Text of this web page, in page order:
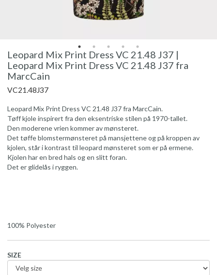
Leopard Mix Print Dress VC 21.48 J37 |
Leopard Mix Print Dress VC 21.48 J37 fra
MarcCain
VC21.48J37
Leopard Mix Print Dress VC 21.48 J37 fra MarcCain.
Tøff kjole inspirert fra den eksentriske stilen på 1970-tallet.
Den moderene vrien kommer av mønsteret.
Det tøffe blomstermønsteret på mansjettene og på kroppen av
kjolen, står i kontrast til leopard mønsteret som er på ermene.
Kjolen har en bred hals og en slitt foran.
Det er glidelås i ryggen.
100% Polyester
SIZE